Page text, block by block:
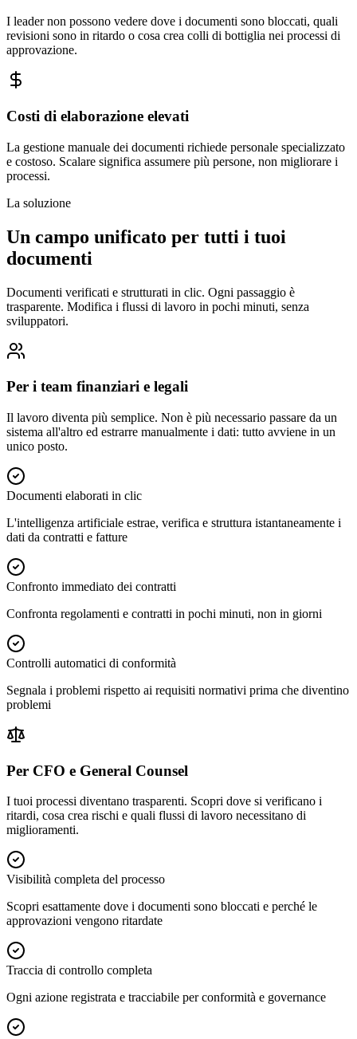
I leader non possono vedere dove i documenti sono bloccati, quali
revisioni sono in ritardo o cosa crea colli di bottiglia nei processi di
approvazione.
Costi di elaborazione elevati
La gestione manuale dei documenti richiede personale specializzato
e costoso. Scalare significa assumere più persone, non migliorare i
processi.
La soluzione
Un campo unificato per tutti i tuoi
documenti
Documenti verificati e strutturati in clic. Ogni passaggio è
trasparente. Modifica i flussi di lavoro in pochi minuti, senza
sviluppatori.
Per i team finanziari e legali
Il lavoro diventa più semplice. Non è più necessario passare da un
sistema all'altro ed estrarre manualmente i dati: tutto avviene in un
unico posto.
Documenti elaborati in clic
L'intelligenza artificiale estrae, verifica e struttura istantaneamente i
dati da contratti e fatture
Confronto immediato dei contratti
Confronta regolamenti e contratti in pochi minuti, non in giorni
Controlli automatici di conformità
Segnala i problemi rispetto ai requisiti normativi prima che diventino
problemi
Per CFO e General Counsel
I tuoi processi diventano trasparenti. Scopri dove si verificano i
ritardi, cosa crea rischi e quali flussi di lavoro necessitano di
miglioramenti.
Visibilità completa del processo
Scopri esattamente dove i documenti sono bloccati e perché le
approvazioni vengono ritardate
Traccia di controllo completa
Ogni azione registrata e tracciabile per conformità e governance